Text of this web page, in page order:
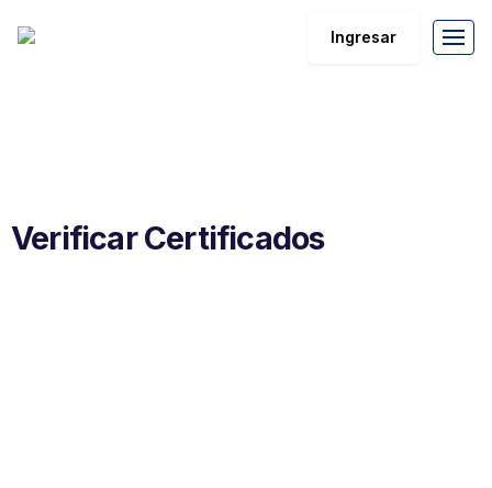
Ingresar
Verificar Certificados